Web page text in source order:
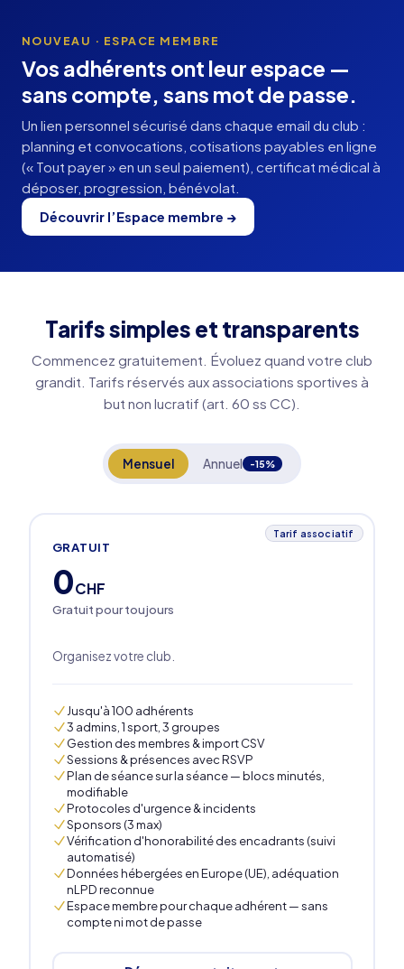
NOUVEAU · ESPACE MEMBRE
Vos adhérents ont leur espace —
sans compte, sans mot de passe.
Un lien personnel sécurisé dans chaque email du club :
planning et convocations, cotisations payables en ligne
(« Tout payer » en un seul paiement), certificat médical à
déposer, progression, bénévolat.
Découvrir l’Espace membre →
Tarifs simples et transparents
Commencez gratuitement. Évoluez quand votre club
grandit. Tarifs réservés aux associations sportives à
but non lucratif (art. 60 ss CC).
Mensuel Annuel -15%
Tarif associatif
GRATUIT
0CHF
Gratuit pour toujours
Organisez votre club.
Jusqu'à 100 adhérents
3 admins, 1 sport, 3 groupes
Gestion des membres & import CSV
Sessions & présences avec RSVP
Plan de séance sur la séance — blocs minutés,
modifiable
Protocoles d'urgence & incidents
Sponsors (3 max)
Vérification d'honorabilité des encadrants (suivi
automatisé)
Données hébergées en Europe (UE), adéquation
nLPD reconnue
Espace membre pour chaque adhérent — sans
compte ni mot de passe